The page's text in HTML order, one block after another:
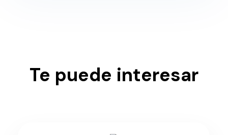
Te puede interesar